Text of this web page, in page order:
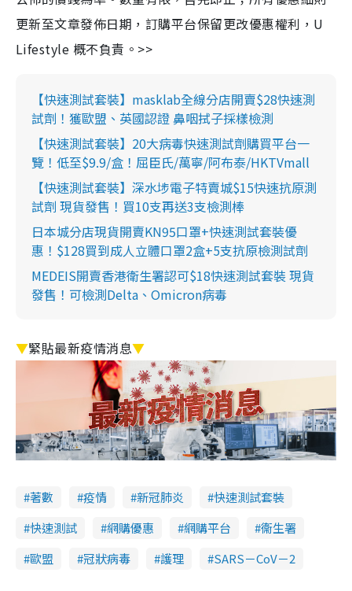
更新至文章發佈日期，訂購平台保留更改優惠權利，U
Lifestyle 概不負責。>>
【快速測試套裝】masklab全線分店開賣$28快速測
試劑！獲歐盟、英國認證 鼻咽拭子採樣檢測
【快速測試套裝】20大病毒快速測試劑購買平台一
覽！低至$9.9/盒！屈臣氏/萬寧/阿布泰/HKTVmall
【快速測試套裝】深水埗電子特賣城$15快速抗原測
試劑 現貨發售！買10支再送3支檢測棒
日本城分店現貨開賣KN95口罩+快速測試套裝優
惠！$128買到成人立體口罩2盒+5支抗原檢測試劑
MEDEIS開賣香港衛生署認可$18快速測試套裝 現貨
發售！可檢測Delta、Omicron病毒
▼緊貼最新疫情消息▼
著數 疫情 新冠肺炎
快速測試套裝
快速測試
網購優惠 網購平台
衞生署
歐盟
冠狀病毒 護理 SARS－CoV－2